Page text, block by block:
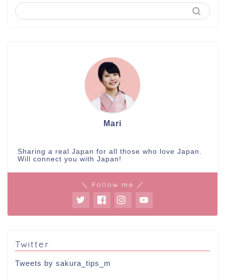
Mari
Sharing a real Japan for all those who love Japan.
Will connect you with Japan!
＼ Follow me ／
Twitter
Tweets by sakura_tips_m